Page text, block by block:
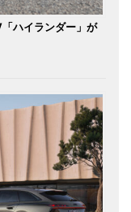
ハイランダー」が